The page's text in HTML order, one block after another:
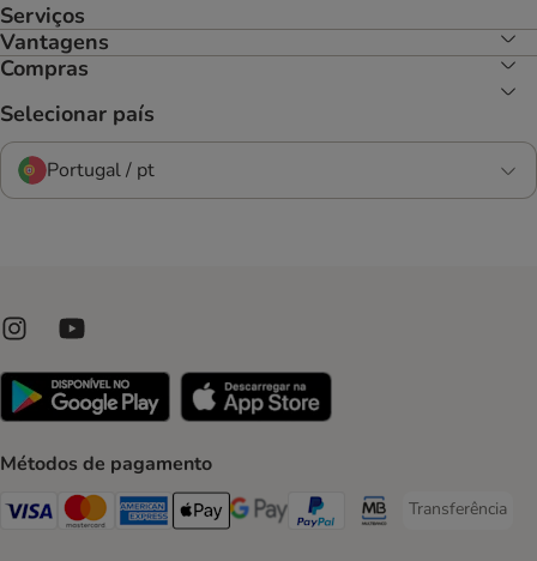
Serviços
Vantagens
Compras
Selecionar país
Portugal / pt
Métodos de pagamento
Visa Payment Method
Mastercard Payment Method
American Express Payment Method
Apple Pay Payment Method
Google Pay Payment Method
PayPal Payment Method
Multibanco Payment
Transferência
Transferência